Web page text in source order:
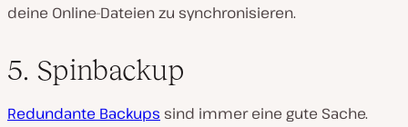
deine Online-Dateien zu synchronisieren.
5. Spinbackup
Redundante Backups sind immereine gute Sache.